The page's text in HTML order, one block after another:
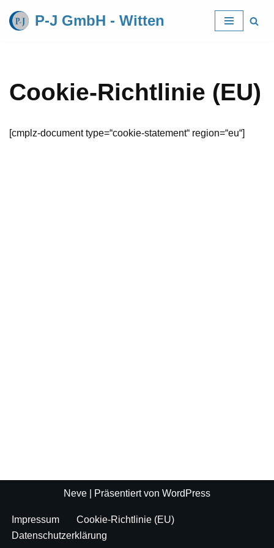
Zum
P-J GmbH - Witten
Cookie-Richtlinie (EU)
[cmplz-document type=“cookie-statement“ region=“eu“]
Neve | Präsentiert von WordPress
Impressum
Cookie-Richtlinie (EU)
Datenschutzerklärung